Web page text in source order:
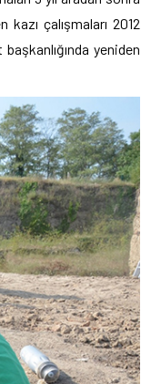
çalışmaları 2012
başkanlığında yeniden